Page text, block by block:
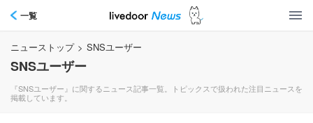
一覧
ニューストップ > SNSユーザー
SNSユーザー
『SNSユーザー』に関するニュース記事一覧。トピックスで扱われた注目ニュースを
掲載しています。